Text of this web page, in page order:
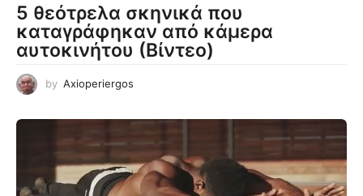
5 θεότρελα σκηνικά που
καταγράφηκαν από κάμερα
αυτοκινήτου (Βίντεο)
by Axioperiergos